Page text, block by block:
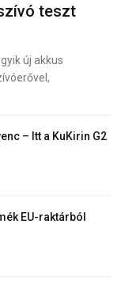
teszt
új akkus
– Itt a KuKirin G2
EU-raktárból